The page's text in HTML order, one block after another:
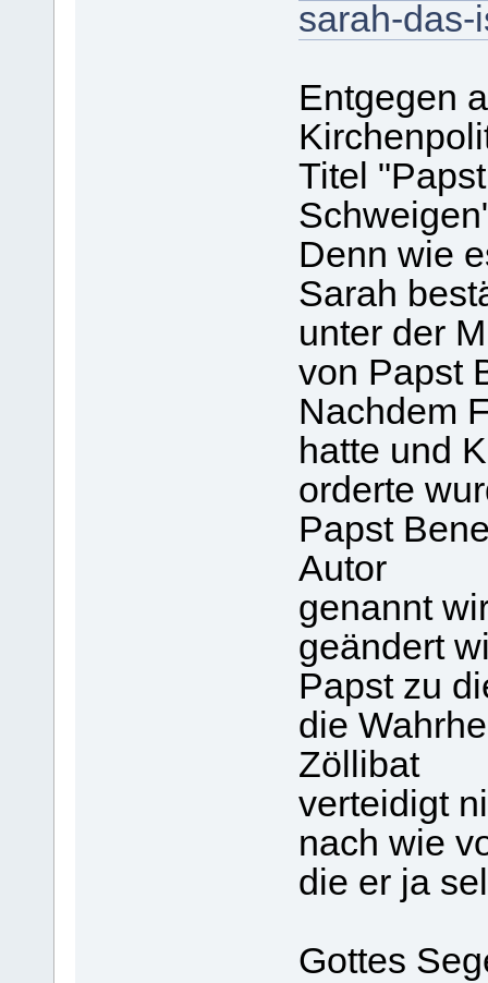
sarah-das-
Entgegen
Titel
Denn wie
Sarah
unter der
von Papst
Nachdem
hatte und
orderte
Papst
Autor
genannt
geändert
Papst zu
die
Zöllibat
verteidigt
nach wie
die er ja
Gottes